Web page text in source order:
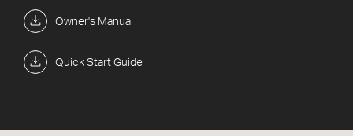
Owner's Manual
Quick Start Guide